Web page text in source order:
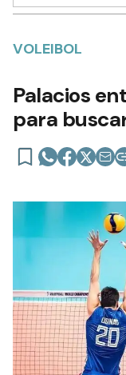
VOLEIBOL
Palacios
para